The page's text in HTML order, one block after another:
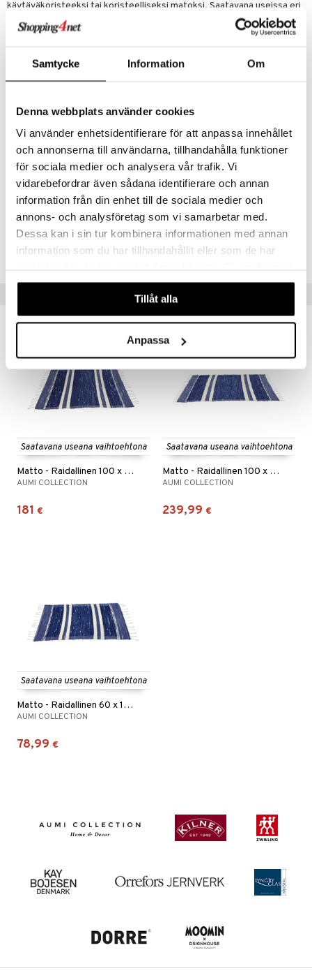
Samtycke Information Om
Denna webbplats använder cookies
Vi använder enhetsidentifierare för att anpassa innehållet
och annonserna till användarna, tillhandahålla funktioner
för sociala medier och analysera vår trafik. Vi
vidarebefordrar även sådana identifierare och annan
information från din enhet till de sociala medier och
annons- och analysföretag som vi samarbetar med.
Dessa kan i sin tur kombinera informationen med annan
information som du har tillhandahållit eller som de har
våra cookies vid fortsatt användande av vår webbplats.
Tillåt alla
Anpassa
käytäväkoristeeksi tai koristeelliseksi matoksi. Saatavana useissa eri
kokoisina ja värisinä.
: Noin 52 x 130 cm
Design: Monimutkainen timanttikuvio ajattoman ja kutsuvan ilmeen
luomiseksi.
osoittaa aitoa käsityötä ja pieniä vaihteluita, jotka
lisäävät sen luonnetta.
Pehmeä & Kestävä: Valmistettu luonnollisesta puuvillasta, tarjoaa
pehmeän tunteen jalkojen alla yhdistettynä luontaiseen kestävyyteen
päivittäiseen käyttöön.
Monipuolinen Sisustus: Korostaa erilaisia sisustustyylejä,
boheemista ja rustiikista moderniin ja minimalistiseen.
Tuotenumero
IHA69-1-B5
Vinkkejä sinulle
Saatavana useana vaihtoehtona
Matto - Raidallinen 100 x 150 cm.
AUMI COLLECTION
181 €
Saatavana useana vaihtoehtona
Matto - Raidallinen 100 x 200 cm.
AUMI COLLECTION
239,99 €
Saatavana useana vaihtoehtona
Matto - Raidallinen 60 x 130 cm.
AUMI COLLECTION
78,99 €